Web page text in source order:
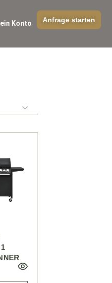
Konto Anfrage starten